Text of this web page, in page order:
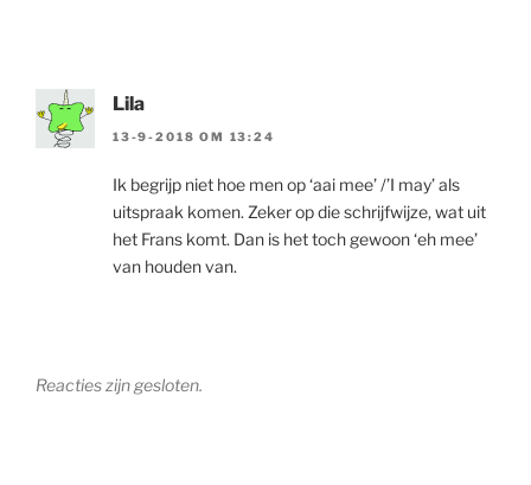
Lila
13-9-2018 OM 13:24
Ik begrijp niet hoe men op ‘aai mee’ /’I may’ als
uitspraak komen. Zeker op die schrijfwijze, wat uit
het Frans komt. Dan is het toch gewoon ‘eh mee’
van houden van.
Reacties zijn gesloten.